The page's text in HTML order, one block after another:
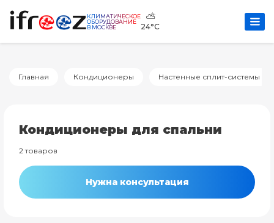
КЛИМАТИЧЕСКОЕ
ОБОРУДОВАНИЕ
В МОСКВЕ
⛅
24°C
Главная Кондиционеры Настенные сплит-системы
Кондиционеры для спальни
2 товаров
Нужна консультация